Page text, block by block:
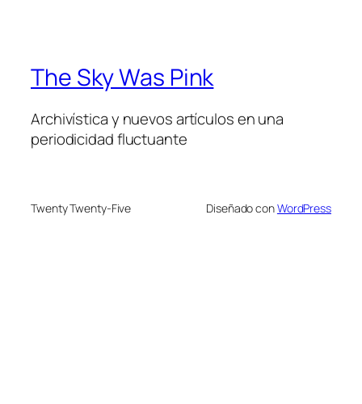
The Sky Was Pink
Archivística y nuevos artículos en una
periodicidad fluctuante
Twenty Twenty-Five Diseñado conWordPress